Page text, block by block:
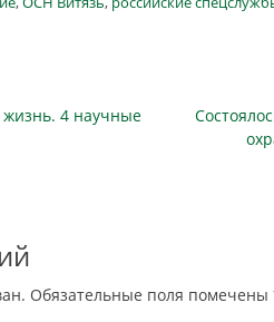
4 научные
Следующая
публикация
Обязательные поля помечены